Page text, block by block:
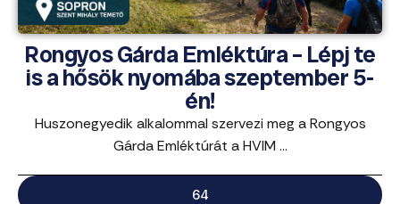
Rongyos Gárda Emléktúra – Lépj te
is a hősök nyomába szeptember 5-
én!
Huszonegyedik alkalommal szervezi meg a Rongyos
Gárda Emléktúrát a HVIM ...
64